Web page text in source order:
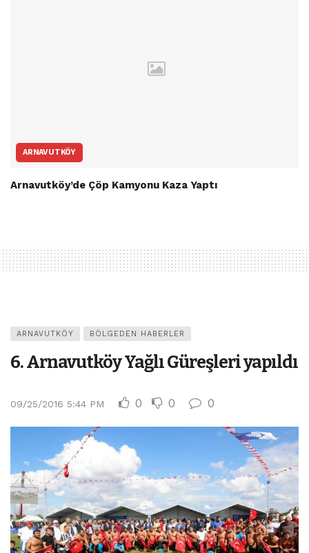
ARNAVUTKÖY
Arnavutköy’de Çöp Kamyonu Kaza Yaptı
ARNAVUTKÖY BÖLGEDEN HABERLER
6. Arnavutköy Yağlı Güreşleri yapıldı
09/25/2016 5:44 PM 0 0 0